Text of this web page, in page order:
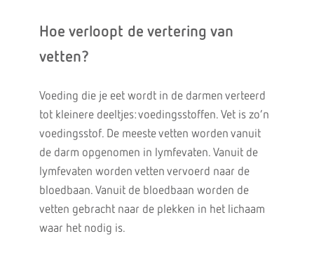
Hoe verloopt de vertering van
vetten?
Voeding die je eet wordt in de darmen verteerd
tot kleinere deeltjes: voedingsstoffen. Vet is zo’n
voedingsstof. De meeste vetten worden vanuit
de darm opgenomen in lymfevaten. Vanuit de
lymfevaten worden vetten vervoerd naar de
bloedbaan. Vanuit de bloedbaan worden de
vetten gebracht naar de plekken in het lichaam
waar het nodig is.